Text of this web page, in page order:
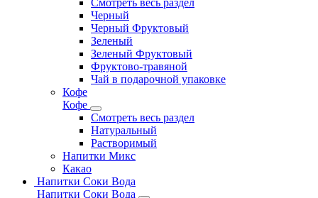
Смотреть весь раздел
Черный
Черный Фруктовый
Зеленый
Зеленый Фруктовый
Фруктово-травяной
Чай в подарочной упаковке
Кофе
Кофе
Смотреть весь раздел
Натуральный
Растворимый
Напитки Микс
Какао
Напитки Соки Вода
Напитки Соки Вода